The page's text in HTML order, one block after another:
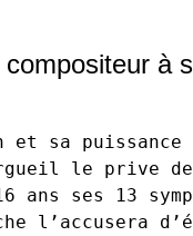
à
et sa
le prive
ses 13
l’accusera